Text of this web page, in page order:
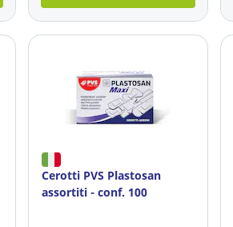
Cerotti PVS Plastosan
assortiti - conf. 100